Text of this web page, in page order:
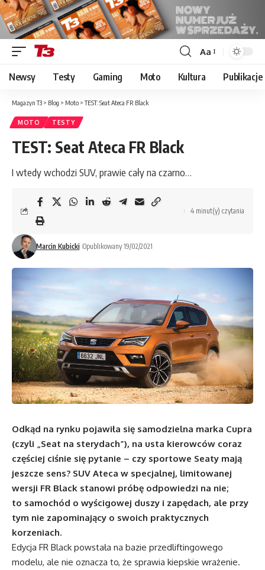
Font
Resizer
Aa
Newsy Testy Gaming Moto Kultura Publikacje
Magazyn T3 > Blog > Moto >TEST: Seat Ateca FR Black
MOTO TESTY
TEST: Seat Ateca FR Black
I wtedy wchodzi SUV, prawie cały na czarno…
Marcin Kubicki Opublikowany 19/02/2021
4 minut(y) czytania
Odkąd na rynku pojawiła się samodzielna marka Cupra
(czyli „Seat na sterydach”), na usta kierowców coraz
częściej ciśnie się pytanie – czy sportowe Seaty mają
jeszcze sens? SUV Ateca w specjalnej, limitowanej
wersji FR Black stanowi próbę odpowiedzi na nie;
to samochód o wyścigowej duszy i zapędach, ale przy
tym nie zapominający o swoich praktycznych
korzeniach.
Edycja FR Black powstała na bazie przedliftingowego
modelu, ale nie oznacza to, że sprawia kiepskie wrażenie.